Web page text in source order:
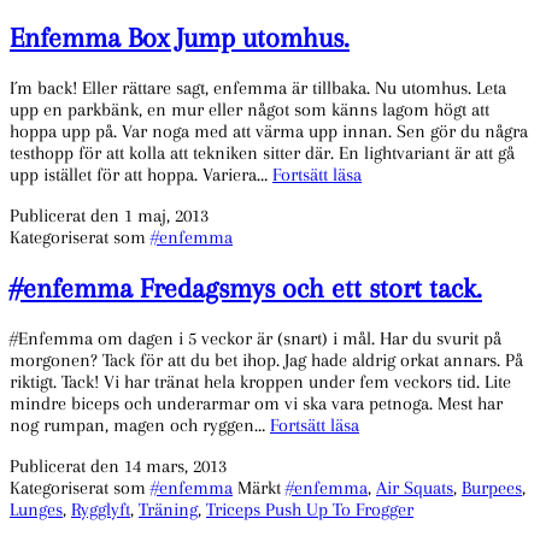
Enfemma Box Jump utomhus.
I´m back! Eller rättare sagt, enfemma är tillbaka. Nu utomhus. Leta
upp en parkbänk, en mur eller något som känns lagom högt att
hoppa upp på. Var noga med att värma upp innan. Sen gör du några
testhopp för att kolla att tekniken sitter där. En lightvariant är att gå
upp istället för att hoppa. Variera… Fortsätt läsaEnfemma
Publicerat den 1 maj, 2013
Kategoriserat som#enfemma
#enfemma Fredagsmys och ett stort tack.
#Enfemma om dagen i 5 veckor är (snart) i mål. Har du svurit på
morgonen? Tack för att du bet ihop. Jag hade aldrig orkat annars. På
riktigt. Tack! Vi har tränat hela kroppen under fem veckors tid. Lite
mindre biceps och underarmar om vi ska vara petnoga. Mest har
nog rumpan, magen och ryggen… Fortsätt läsa#enfemma
ett
stort
Publicerat den 14 mars, 2013
Kategoriserat som#enfemma Märkt#enfemma, Air Squats, Burpees,
Lunges, Rygglyft, Träning, Triceps Push Up To Frogger